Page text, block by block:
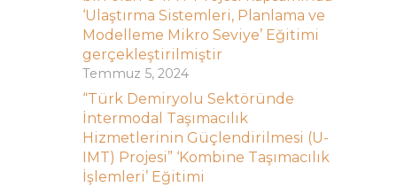
‘Ulaştırma Sistemleri, Planlama ve
Modelleme Mikro Seviye’ Eğitimi
gerçekleştirilmiştir
Temmuz 5, 2024
“Türk Demiryolu Sektöründe
İntermodal Taşımacılık
Hizmetlerinin Güçlendirilmesi (U-
IMT) Projesi” ‘Kombine Taşımacılık
İşlemleri’ Eğitimi